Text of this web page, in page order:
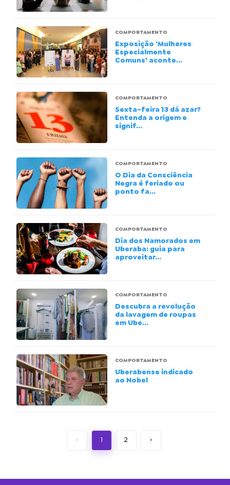
COMPORTAMENTO
Exposição 'Mulheres
Especialmente
Comuns' aconte...
COMPORTAMENTO
Sexta-feira 13 dá azar?
Entenda a origem e
signif...
COMPORTAMENTO
O Dia da Consciência
Negra é feriado ou
ponto fa...
COMPORTAMENTO
Dia dos Namorados em
Uberaba: guia para
aproveitar...
COMPORTAMENTO
Descubra a revolução
da lavagem de roupas
em Ube...
COMPORTAMENTO
Uberabense indicado
ao Nobel
‹ 1 2 ›